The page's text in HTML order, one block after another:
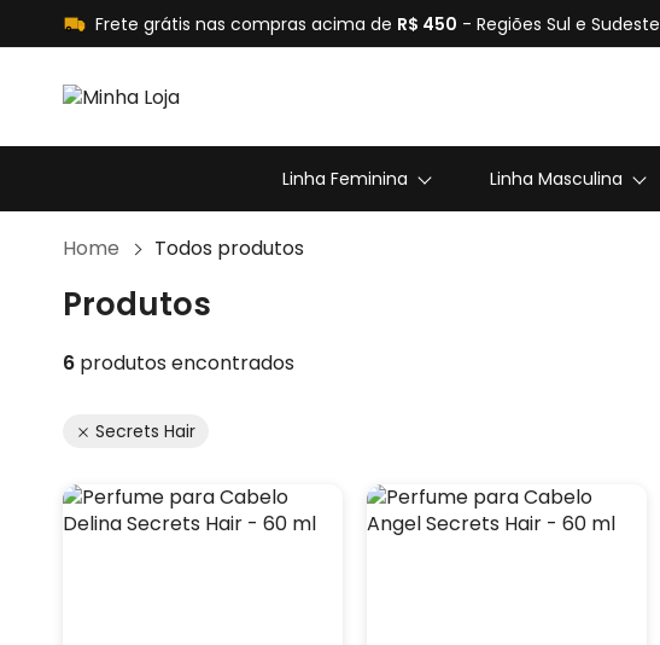
Frete grátis nas compras acima de R$ 450 - Regiões Sul e Sudeste
Linha Feminina Linha Masculina
Home Todos produtos
Produtos
6 produtos encontrados
Secrets Hair